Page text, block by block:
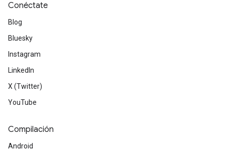
Conéctate
Blog
Bluesky
Instagram
LinkedIn
X (Twitter)
YouTube
Compilación
Android